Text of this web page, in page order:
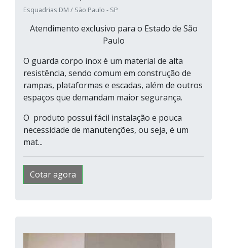
Esquadrias DM / São Paulo - SP
Atendimento exclusivo para o Estado de São
Paulo
O guarda corpo inox é um material de alta
resistência, sendo comum em construção de
rampas, plataformas e escadas, além de outros
espaços que demandam maior segurança.
O produto possui fácil instalação e pouca
necessidade de manutenções, ou seja, é um
mat...
Cotar agora